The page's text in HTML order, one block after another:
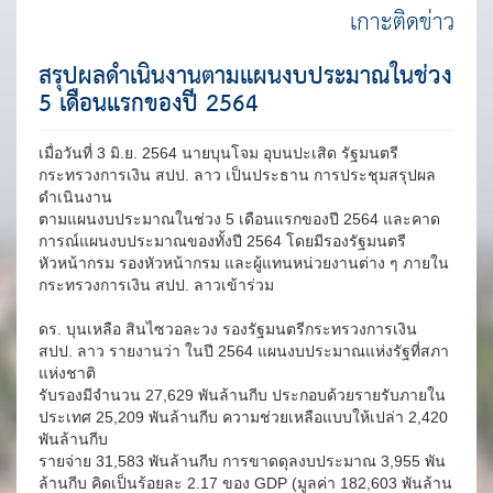
เกาะติดข่าว
สรุปผลดำเนินงานตามแผนงบประมาณในช่วง
5 เดือนแรกของปี 2564
เมื่อวันที่ 3 มิ.ย. 2564 นายบุนโจม อุบนปะเสิด รัฐมนตรี
กระทรวงการเงิน สปป. ลาว เป็นประธาน การประชุมสรุปผล
ดำเนินงาน
ตามแผนงบประมาณในช่วง 5 เดือนแรกของปี 2564 และคาด
การณ์แผนงบประมาณของทั้งปี 2564 โดยมีรองรัฐมนตรี
หัวหน้ากรม รองหัวหน้ากรม และผู้แทนหน่วยงานต่าง ๆ ภายใน
กระทรวงการเงิน สปป. ลาวเข้าร่วม
ดร. บุนเหลือ สินไซวอละวง รองรัฐมนตรีกระทรวงการเงิน
สปป. ลาว รายงานว่า ในปี 2564 แผนงบประมาณแห่งรัฐที่สภา
แห่งชาติ
รับรองมีจำนวน 27,629 พันล้านกีบ ประกอบด้วยรายรับภายใน
ประเทศ 25,209 พันล้านกีบ ความช่วยเหลือแบบให้เปล่า 2,420
พันล้านกีบ
รายจ่าย 31,583 พันล้านกีบ การขาดดุลงบประมาณ 3,955 พัน
ล้านกีบ คิดเป็นร้อยละ 2.17 ของ GDP (มูลค่า 182,603 พันล้าน